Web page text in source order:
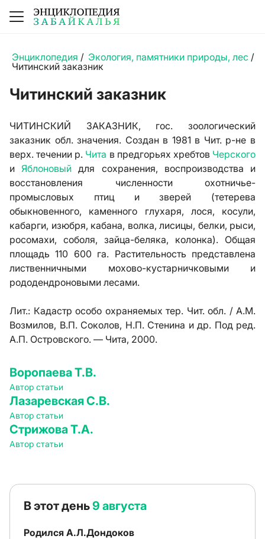
Энциклопедия / Экология, памятники природы, лес /
Читинский заказник
Читинский заказник
ЧИТИНСКИЙ ЗАКАЗНИК, гос. зоологический
заказник обл. значения. Создан в 1981 в Чит. р-не в
верх. течении р. Чита в предгорьях хребтов Черского
иЯблоновый для сохранения, воспроизводства и
восстановления численности охотничье-
промысловых птиц и зверей (тетерева
обыкновенного, каменного глухаря, лося, косули,
кабарги, изюбря, кабана, волка, лисицы, белки, рыси,
росомахи, соболя, зайца-беляка, колонка). Общая
площадь 110 600 га. Растительность представлена
лиственничными мохово-кустарничковыми и
рододендроновыми лесами.
Лит.: Кадастр особо охраняемых тер. Чит. обл. / А.М.
Возмилов, В.П. Соколов, Н.П. Стенина и др. Под ред.
А.П. Островского. — Чита, 2000.
Воропаева Т.В.
Автор статьи
Лазаревская С.В.
Автор статьи
Стрижова Т.А.
Автор статьи
В этот день9 августа
Родился А.Л.Дондоков